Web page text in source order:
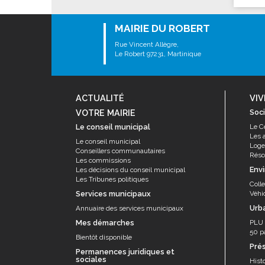
MAIRIE DU ROBERT
Rue Vincent Allègre,
Le Robert 97231, Martinique
ACTUALITÉ
VOTRE MAIRIE
Le conseil municipal
Le conseil municipal
Conseillers communautaires
Les commissions
Les décisions du conseil municipal
Les Tribunes politiques
Services municipaux
Annuaire des services municipaux
Mes démarches
Bientôt disponible
Permanences juridiques et
sociales
Le
Les
PLU
50